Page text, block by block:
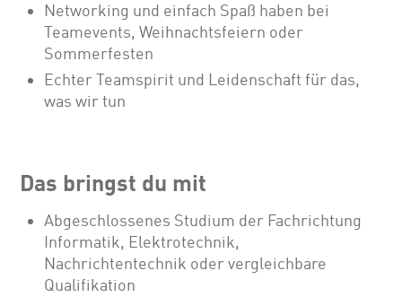
Networking und einfach Spaß haben bei
Teamevents, Weihnachtsfeiern oder
Sommerfesten
Echter Teamspirit und Leidenschaft für das,
was wir tun
Das bringst du mit
Abgeschlossenes Studium der Fachrichtung
Informatik, Elektrotechnik,
Nachrichtentechnik oder vergleichbare
Qualifikation